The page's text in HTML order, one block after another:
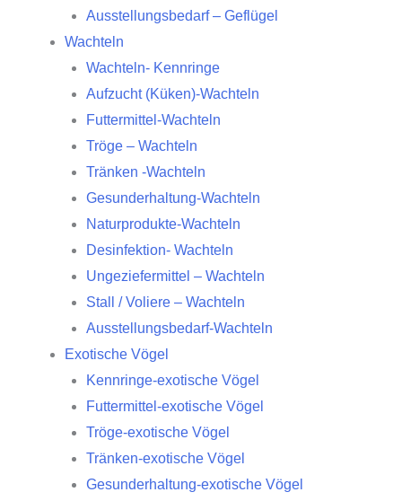
Ausstellungsbedarf – Geflügel
Wachteln
Wachteln- Kennringe
Aufzucht (Küken)-Wachteln
Futtermittel-Wachteln
Tröge – Wachteln
Tränken -Wachteln
Gesunderhaltung-Wachteln
Naturprodukte-Wachteln
Desinfektion- Wachteln
Ungeziefermittel – Wachteln
Stall / Voliere – Wachteln
Ausstellungsbedarf-Wachteln
Exotische Vögel
Kennringe-exotische Vögel
Futtermittel-exotische Vögel
Tröge-exotische Vögel
Tränken-exotische Vögel
Gesunderhaltung-exotische Vögel